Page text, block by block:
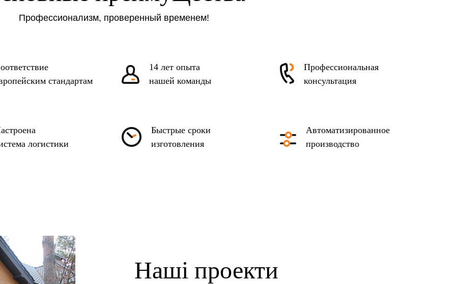
Профессионализм, проверенный временем!
стандартам
14 лет опыта
нашей команды
Профессиональная
консультация
логистики
Быстрые сроки
изготовления
Автоматизированное
производство
Наші проекти